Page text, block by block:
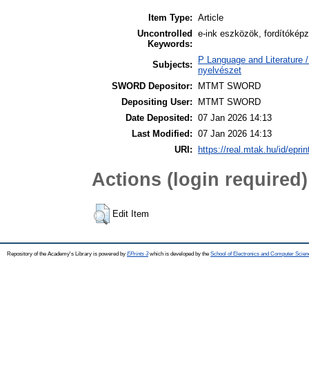
Item Type: Article
Uncontrolled
Keywords:
e-ink eszközök,
Subjects:
P Language and
nyelvészet
SWORD Depositor:
MTMT SWORD
Depositing User:
MTMT SWORD
Date Deposited: 07 Jan 2026 14:13
Last Modified: 07 Jan 2026 14:13
URI:
https://real.mtak.hu/id/
Actions (login required)
Edit Item
Repository of the Academy's Library is powered by EPrints 3which is developed by the School of Electronics and Computer